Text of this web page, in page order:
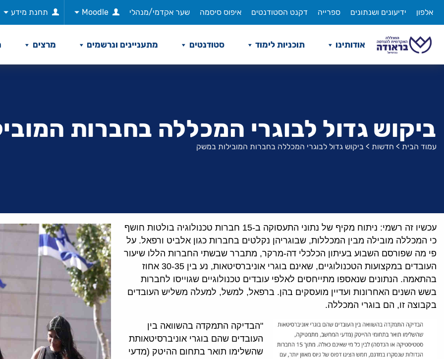
לתוכן
אלפון ידיעונים ושנתונים ספרייה דקנט הסטודנטים איפוס סיסמה שער אקדמי/מנהלי Moodle תחנת מידע
אודותינו תוכניות לימוד סטודנטים מתעניינים ונרשמים מרצים
ביקוש גדול לבוגרי המכללה בחברות
עמוד הבית > חדשות > ביקוש גדול לבוגרי המכללה בחברות המובילות במשק
עכשיו זה רשמי: ניתוח מקיף של נתוני התעסוקה ב-15 חברות טכנולוגיה בולטות חושף
כי המכללה מובילה מבין המכללות, שבוגריהן נקלטים בחברות כגון אלביט ורפאל. על
פי מה שפורסם השבוע בעיתון הכלכלי דה-מרקר, מתברר שבשתי החברות הללו שיעור
העובדים במקצועות הטכנולוגיים, שאינם בוגרי אוניברסיטאות, נע בין 30-35 אחוז
בהתאמה. הנתונים שנאספו מתייחסים לאלפי עובדים טכנולוגיים שגוייסו לחברות
בשש השנים האחרונות ועדיין מועסקים בהן. ברפאל, למשל, למעלה משליש העובדים
בקבוצה זו, הם בוגרי המכללה.
"הבדיקה התמקדה בהשוואה בין
העובדים שהם בוגרי אוניברסיטאותת
שהשלימו תואר בתחום ההיטק (מדעי